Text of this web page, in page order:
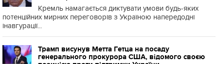
Кремль намагається диктувати умови будь-яких
потенційних мирних переговорів з Україною напередодні
інавгурації...
Трамп висунув Метта Гетца на посаду
генерального прокурора США, відомого своєю